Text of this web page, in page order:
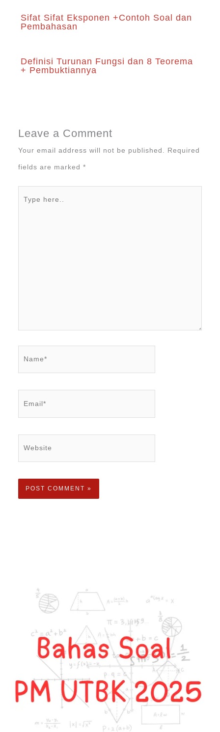
Sifat Sifat Eksponen +Contoh Soal dan
Pembahasan
Definisi Turunan Fungsi dan 8 Teorema
+ Pembuktiannya
Leave a Comment
Your email address will not be published. Required
fields are marked *